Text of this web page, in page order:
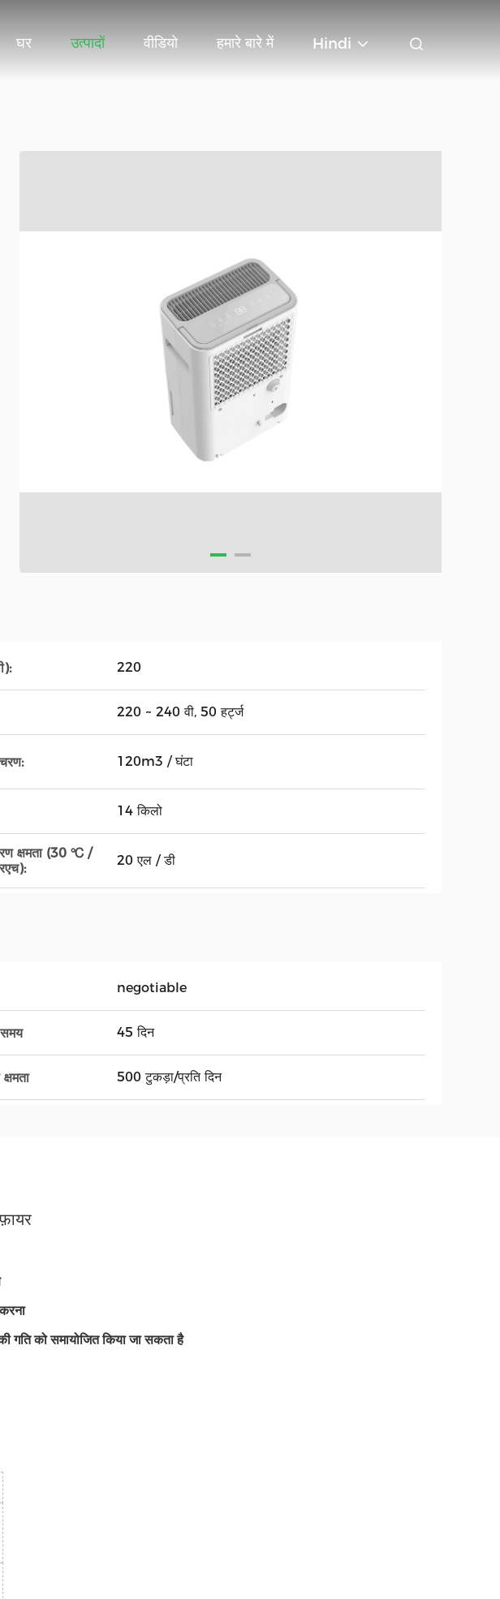
घर उत्पादों वीडियो हमारे बारे में Hindi
220
220 ~ 240 वी, 50 हर्ट्ज
120m3 / घंटा
14 किलो
क्षमता (30 ℃ /
20 एल / डी
negotiable
45 दिन
500 टुकड़ा/प्रति दिन
गति को समायोजित किया जा सकता है